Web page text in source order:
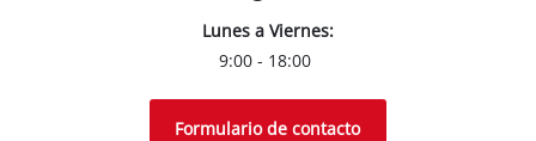
Lunes a Viernes:
9:00 - 18:00
Formulario de contacto